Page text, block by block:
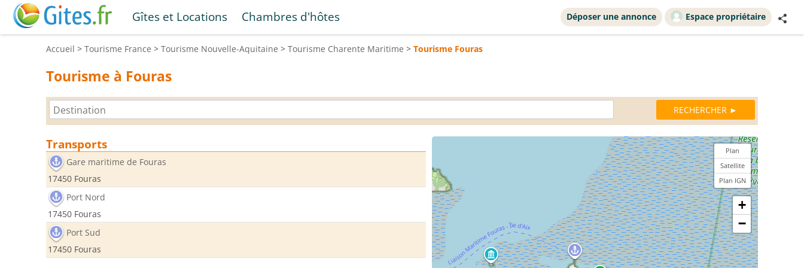
Gîtes et Locations Chambres d'hôtes Déposer une annonce Espace propriétaire
Accueil > Tourisme France > Tourisme Nouvelle-Aquitaine > Tourisme Charente Maritime > Tourisme Fouras
Tourisme à Fouras
Transports
Gare maritime de Fouras
17450 Fouras
Port Nord
17450 Fouras
Port Sud
17450 Fouras
Plan
Satellite
Plan IGN
+
−